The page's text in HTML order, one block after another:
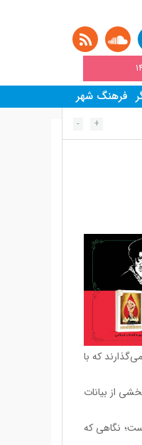
فرهنگ شهر
+
-
که با
از بیانات
نگاهی که